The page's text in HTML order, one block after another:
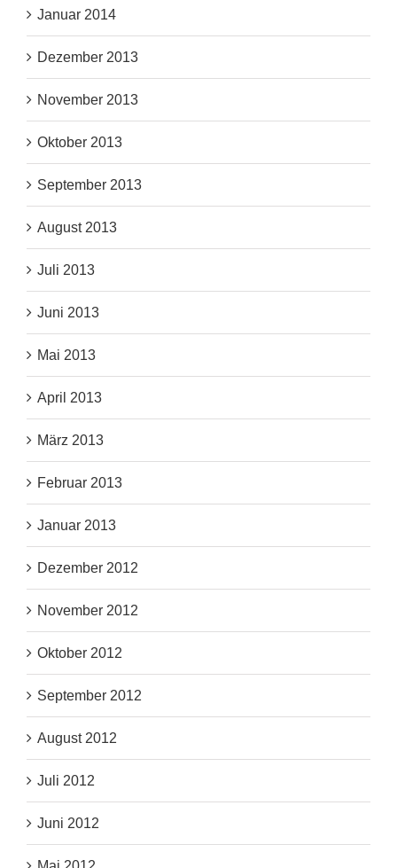
Januar 2014
Dezember 2013
November 2013
Oktober 2013
September 2013
August 2013
Juli 2013
Juni 2013
Mai 2013
April 2013
März 2013
Februar 2013
Januar 2013
Dezember 2012
November 2012
Oktober 2012
September 2012
August 2012
Juli 2012
Juni 2012